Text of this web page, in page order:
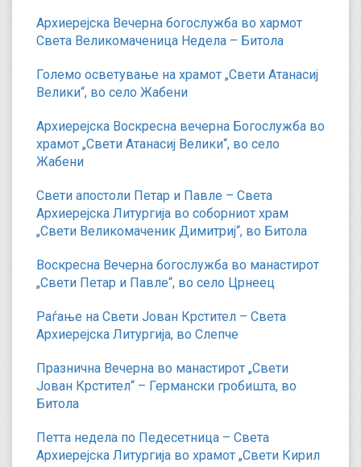
Архиерејска Вечерна богослужба во хармот
Света Великомаченица Недела – Битола
Големо осветување на храмот „Свети Атанасиј
Велики“, во село Жабени
Архиерејска Воскресна вечерна Богослужба во
храмот „Свети Атанасиј Велики“, во село
Жабени
Свети апостоли Петар и Павле – Света
Архиерејска Литургија во соборниот храм
„Свети Великомаченик Димитриј“, во Битола
Воскресна Вечерна богослужба во манастирот
„Свети Петар и Павле“, во село Црнеец
Раѓање на Свети Јован Крстител – Света
Архиерејска Литургија, во Слепче
Празнична Вечерна во манастирот „Свети
Јован Крстител“ – Германски гробишта, во
Битола
Петта недела по Педесетница – Света
Архиерејска Литургија во храмот „Свети Кирил